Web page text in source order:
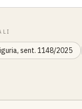
sent. 1148/2025